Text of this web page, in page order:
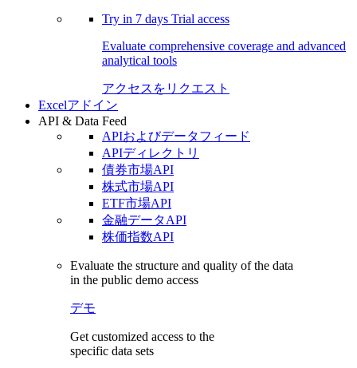
Try in 7 days Trial access
Evaluate comprehensive coverage and advanced
analytical tools
アクセスをリクエスト
Excelアドイン
API & Data Feed
APIおよびデータフィード
APIディレクトリ
債券市場API
株式市場API
ETF市場API
金融データAPI
株価指数API
Evaluate the structure and quality of the data
in the public demo access
デモ
Get customized access to the
specific data sets